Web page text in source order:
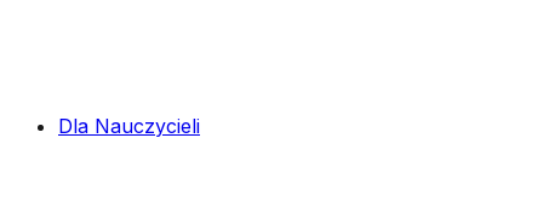
Dla Nauczycieli